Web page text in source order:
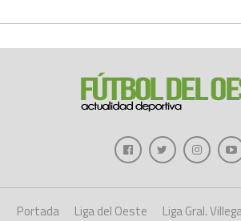
Portada Liga del Oeste Liga Gral.